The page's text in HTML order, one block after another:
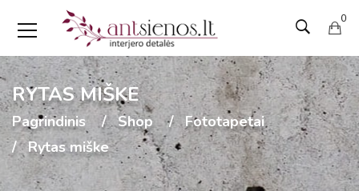
0
RYTAS MIŠKE
Pagrindinis Shop
Fototapetai
Rytas miške